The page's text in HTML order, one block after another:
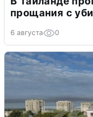
прощания с
6 августа 0